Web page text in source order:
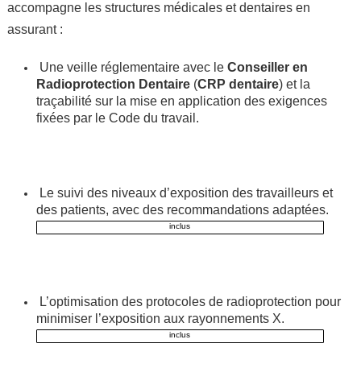
accompagne les structures médicales et dentaires en
assurant :
Une veille réglementaire avec le Conseiller en
Radioprotection Dentaire(CRP dentaire) et la
traçabilité sur la mise en application des exigences
fixées par le Code du travail.
Le suivi des niveaux d’exposition des travailleurs et
des patients, avec des recommandations adaptées.
inclus
L’optimisation des protocoles de radioprotection pour
minimiser l’exposition aux rayonnements X.
inclus